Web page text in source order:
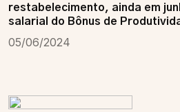
restabelecimento, ainda em
salarial do Bônus de
05/06/2024